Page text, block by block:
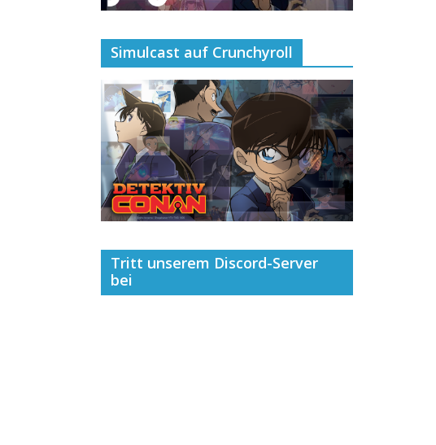
Simulcast auf Crunchyroll
Tritt unserem Discord-Server
bei